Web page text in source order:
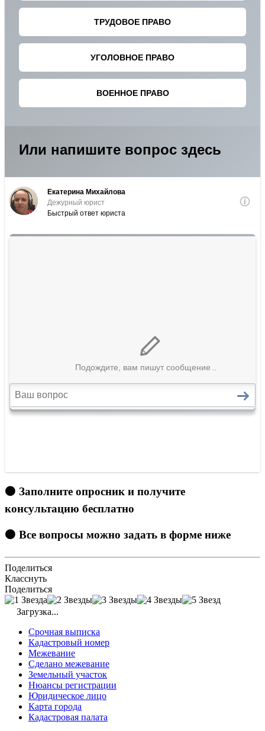
🟠 Заполните опросник и получите
консультацию бесплатно
🟠 Все вопросы можно задать в форме ниже
Поделиться
Класснуть
Поделиться
Загрузка...
Срочная выписка
Кадастровый номер
Межевание
Сделано межевание
Земельный участок
Нюансы регистрации
Юридическое лицо
Карта города
Кадастровая палата